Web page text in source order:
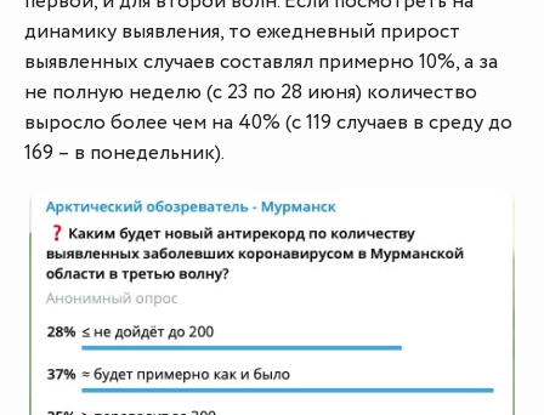
динамику выявления, то ежедневный прирост
выявленных случаев составлял примерно 10%, а за
не полную неделю (с 23 по 28 июня) количество
выросло более чем на 40% (с 119 случаев в среду до
169 – в понедельник).